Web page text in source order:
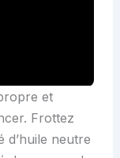
et
Frottez
d’huile neutre